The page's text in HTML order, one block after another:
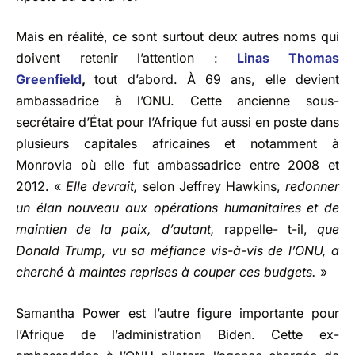
Mais en réalité, ce sont surtout deux autres noms qui
doivent retenir l’attention : Linas Thomas
Greenfield,tout d’abord. À 69 ans, elle devient
ambassadrice à l’ONU. Cette ancienne sous-
secrétaire d’État pour l’Afrique fut aussi en poste dans
plusieurs capitales africaines et notamment à
Monrovia où elle fut ambassadrice entre 2008 et
2012. « Elle devrait, selon Jeffrey Hawkins, redonner
un élan nouveau aux opérations humanitaires et de
maintien de la paix, d’autant, rappelle- t-il,que
Donald Trump, vu sa méfiance vis-à-vis de l’ONU, a
cherché à maintes reprises à couper ces budgets. »
Samantha Power est l’autre figure importante pour
l’Afrique de l’administration Biden. Cette ex-